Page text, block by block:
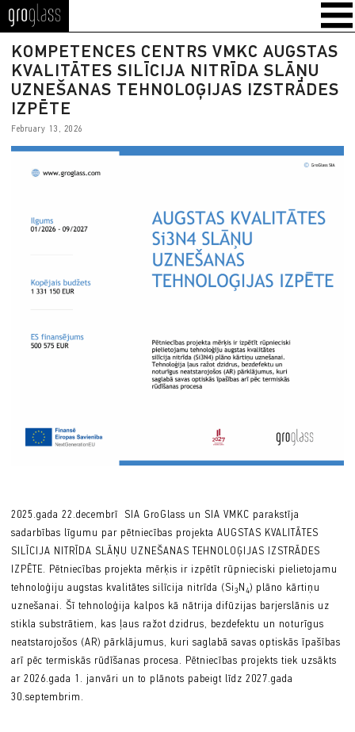
GroGlass
KOMPETENCES CENTRS VMKC AUGSTAS
KVALITĀTES SILĪCIJA NITRĪDA SLĀŅU
UZNEŠANAS TEHNOLOĢIJAS IZSTRĀDES
IZPĒTE
February 13, 2026
2025.gada 22.decembrī SIA GroGlass un SIA VMKC parakstīja
sadarbības līgumu par pētniecības projekta AUGSTAS KVALITĀTES
SILĪCIJA NITRĪDA SLĀŅU UZNEŠANAS TEHNOLOĢIJAS IZSTRĀDES
IZPĒTE. Pētniecības projekta mērķis ir izpētīt rūpnieciski pielietojamu
tehnoloģiju augstas kvalitātes silīcija nitrīda (Si3N4) plāno kārtiņu
uznešanai. Šī tehnoloģija kalpos kā nātrija difūzijas barjerslānis uz
stikla substrātiem, kas ļaus ražot dzidrus, bezdefektu un noturīgus
neatstarojošos (AR) pārklājumus, kuri saglabā savas optiskās īpašības
arī pēc termiskās rūdīšanas procesa. Pētniecības projekts tiek uzsākts
ar 2026.gada 1. janvāri un to plānots pabeigt līdz 2027.gada
30.septembrim.